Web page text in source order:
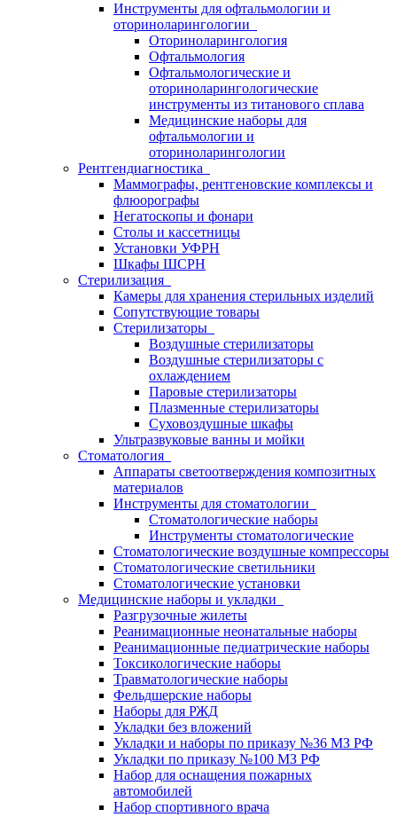
Инструменты для офтальмологии и
оториноларингологии
Оториноларингология
Офтальмология
Офтальмологические и
оториноларингологические
инструменты из титанового сплава
Медицинские наборы для
офтальмологии и
оториноларингологии
Рентгендиагностика
Маммографы, рентгеновские комплексы и
флюорографы
Негатоскопы и фонари
Столы и кассетницы
Установки УФРН
Шкафы ШСРН
Стерилизация
Камеры для хранения стерильных изделий
Сопутствующие товары
Стерилизаторы
Воздушные стерилизаторы
Воздушные стерилизаторы с
охлаждением
Паровые стерилизаторы
Плазменные стерилизаторы
Суховоздушные шкафы
Ультразвуковые ванны и мойки
Стоматология
Аппараты светоотверждения композитных
материалов
Инструменты для стоматологии
Стоматологические наборы
Инструменты стоматологические
Стоматологические воздушные компрессоры
Стоматологические светильники
Стоматологические установки
Медицинские наборы и укладки
Разгрузочные жилеты
Реанимационные неонатальные наборы
Реанимационные педиатрические наборы
Токсикологические наборы
Травматологические наборы
Фельдшерские наборы
Наборы для РЖД
Укладки без вложений
Укладки и наборы по приказу №36 МЗ РФ
Укладки по приказу №100 МЗ РФ
Набор для оснащения пожарных
автомобилей
Набор спортивного врача